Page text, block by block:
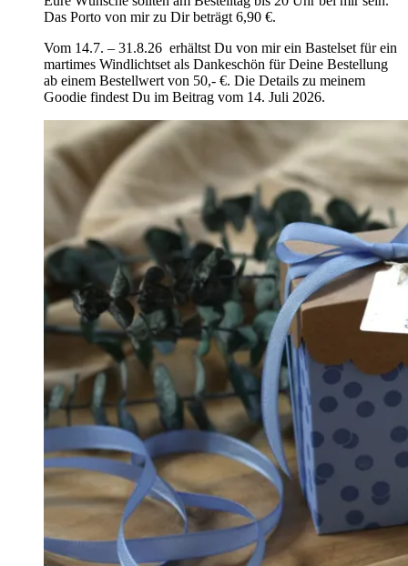
Das Porto von mir zu Dir beträgt 6,90 €.
Vom 14.7. – 31.8.26 erhältst Du von mir ein Bastelset für ein
martimes Windlichtset als Dankeschön für Deine Bestellung
ab einem Bestellwert von 50,- €. Die Details zu meinem
Goodie findest Du im Beitrag vom 14. Juli 2026.